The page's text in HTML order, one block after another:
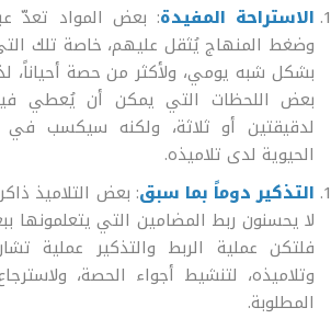
الاستراحة المفيدة: بعض المواد تعدّ
وضغط المنهاج يُثقل عليهم، خاصة تلك
بشكل شبه يومي، ولأكثر من حصة أحياناً،
بعض اللحظات التي يمكن أن يُعطي
لدقيقتين أو ثلاثة، ولكنه سيكسب في
الحيوية لدى تلاميذه.
التذكير دوماً بما سبق: بعض التلاميذ
لا يحسنون ربط المضامين التي يتعلمونها
فلتكن عملية الربط والتذكير عملية
وتلاميذه، لتنشيط أجواء الحصة،
المطلوبة.